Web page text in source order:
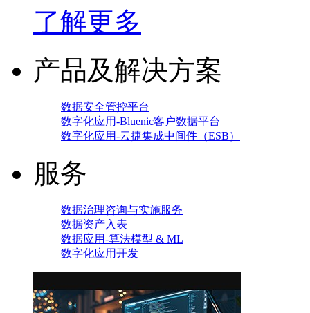
了解更多
产品及解决方案
数据安全管控平台
数字化应用-Bluenic客户数据平台
数字化应用-云捷集成中间件（ESB）
服务
数据治理咨询与实施服务
数据资产入表
数据应用-算法模型 & ML
数字化应用开发